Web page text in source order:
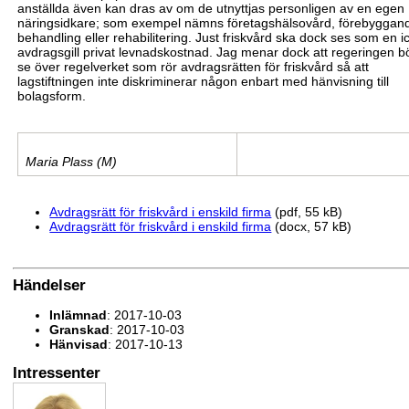
anställda även kan dras av om de utnyttjas personligen av en egen
näringsidkare; som exempel nämns företagshälsovård,
behandling eller rehabilitering. Just friskvård ska dock ses som en
avdragsgill privat levnadskostnad.Jag menar dock att regeringen
se över regelverket som rör avdragsrätten för friskvård så att
lagstiftningen inte diskriminerar någon enbart med hänvisning till
bolagsform.
Maria Plass (M)
Avdragsrätt för friskvård i enskild firma (pdf, 55 kB)
Avdragsrätt för friskvård i enskild firma (docx, 57 kB)
Händelser
Inlämnad: 2017-10-03
Granskad: 2017-10-03
Hänvisad: 2017-10-13
Intressenter